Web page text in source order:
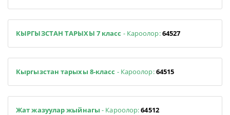
КЫРГЫЗСТАН ТАРЫХЫ 7 класс - Кароолор:64527
Кыргызстан тарыхы 8-класс - Кароолор:64515
Жат жазуулар жыйнагы - Кароолор:64512